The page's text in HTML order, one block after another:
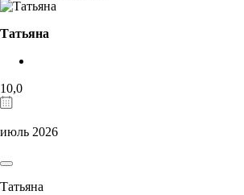
Татьяна
10,0
июль 2026
Татьяна